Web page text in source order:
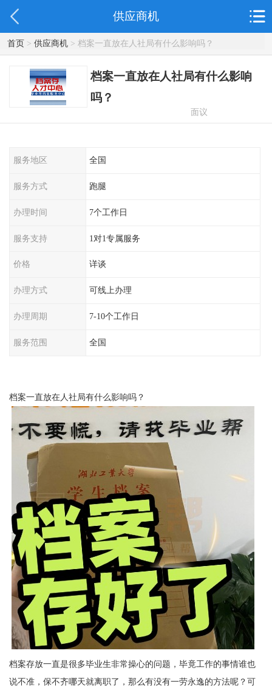
供应商机
首页> 供应商机> 档案一直放在人社局有什么影响吗？
档案一直放在人社局有什么影响
吗？
面议
服务地区 全国
服务方式 跑腿
办理时间 7个工作日
服务支持 1对1专属服务
价格 详谈
办理方式 可线上办理
办理周期 7-10个工作日
服务范围 全国
档案一直放在人社局有什么影响吗？
档案存放一直是很多毕业生非常操心的问题，毕竟工作的事情谁也
说不准，保不齐哪天就离职了，那么有没有一劳永逸的方法呢？可